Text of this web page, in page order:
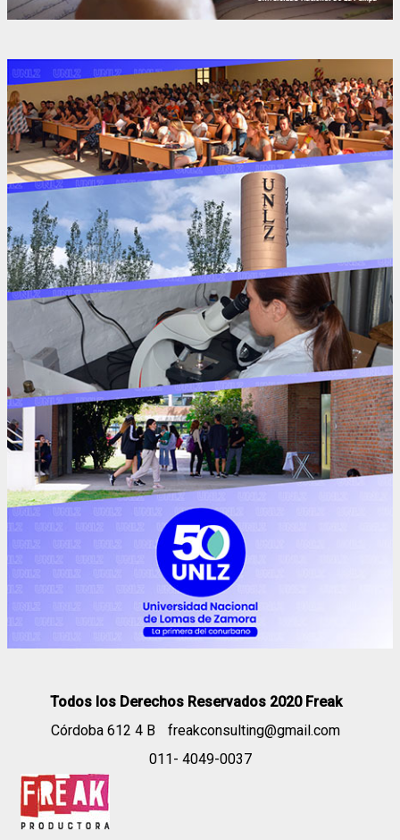
Todos los Derechos Reservados 2020 Freak
Córdoba 612 4 B
freakconsulting@gmail.com
011- 4049-0037